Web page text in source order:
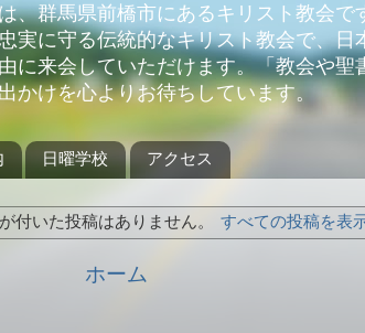
、群馬県前橋市にあるキリスト教会
実に守る伝統的なキリスト教会で、
に来会していただけます。「教会や
かけを心よりお待ちしています。
日曜学校 アクセス
付いた投稿はありません。 すべての投稿を表
ホーム